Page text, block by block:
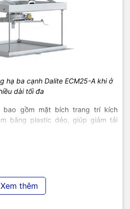
hạ ba cạnh Dalite ECM25-A khi ở
dài tối đa
bao gồm mặt bích trang trí kích
bằng plastic dẻo, giúp giảm tải
Xem thêm